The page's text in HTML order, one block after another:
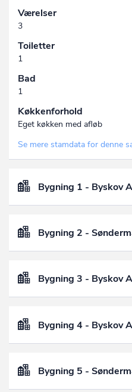
Værelser
3
Toiletter
1
Bad
1
Køkkenforhold
Eget køkken med afløb
Se mere stamdata for denne
Bygning 1 - Byskov
Bygning 2 -
Bygning 3 - Byskov
Bygning 4 - Byskov
Bygning 5 -